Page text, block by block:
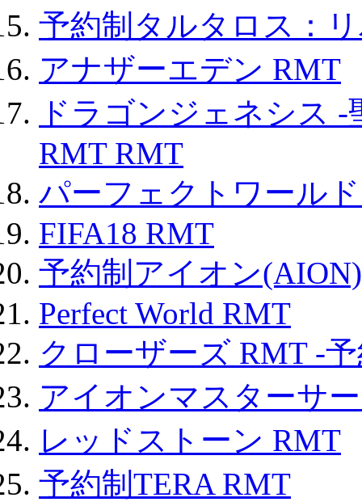
予約制タルタロス：
アナザーエデン RMT
ドラゴンジェネシス
RMT RMT
パーフェクトワール
FIFA18 RMT
予約制アイオン
Perfect World RMT
クローザーズ RMT -
アイオンマスターサ
レッドストーン RMT
予約制TERA RMT